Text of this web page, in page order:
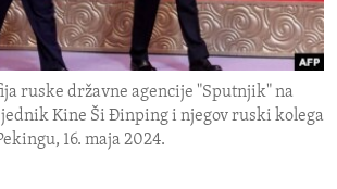
HEALTH
ruske državne agencije "Sputnjik" na
Kine Ši Đinping i njegov ruski kolega
16. maja 2024.